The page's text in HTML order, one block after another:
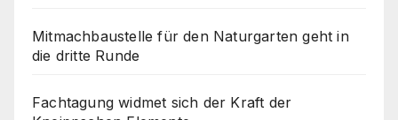
Mitmachbaustelle für den Naturgarten geht in
die dritte Runde
Fachtagung widmet sich der Kraft der